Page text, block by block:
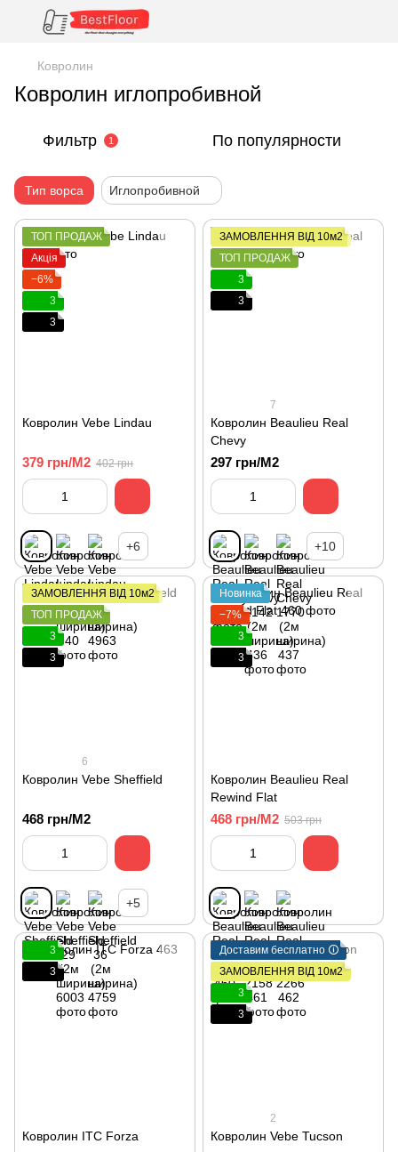
Ковролин
Ковролин иглопробивной
Фильтр 1 По популярности
Тип ворса Иглопробивной
ТОП ПРОДАЖ
Акція
−6%
3
3
Ковролин Vebe Lindau
379 грн/М2 402 грн
+6
ЗАМОВЛЕННЯ ВІД 10м2
ТОП ПРОДАЖ
3
3
7
Ковролин Beaulieu Real
Chevy
297 грн/М2
+10
ЗАМОВЛЕННЯ ВІД 10м2
ТОП ПРОДАЖ
3
3
6
Ковролин Vebe Sheffield
468 грн/М2
+5
Новинка
−7%
3
3
Ковролин Beaulieu Real
Rewind Flat
468 грн/М2 503 грн
3
3
Ковролин ITC Forza
Доставим бесплатно 🛈
ЗАМОВЛЕННЯ ВІД 10м2
3
3
2
Ковролин Vebe Tucson